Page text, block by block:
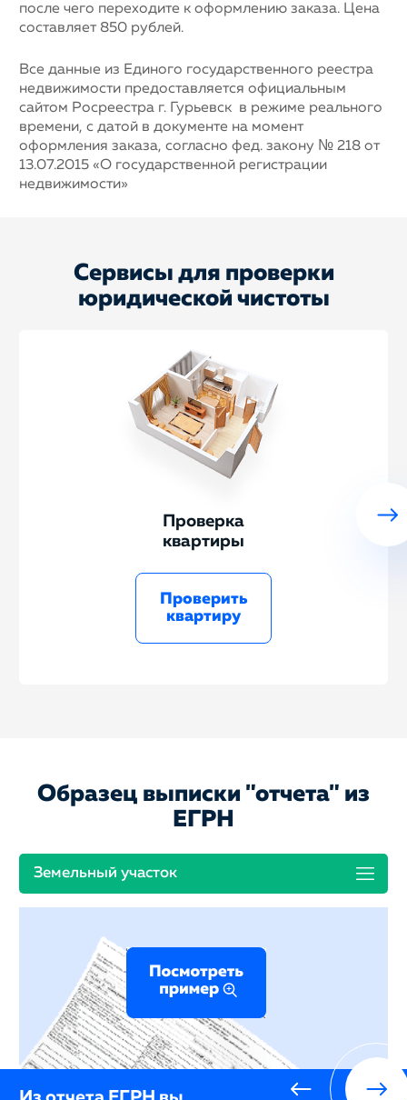
после чего переходите к оформлению заказа. Цена
составляет 850 рублей.
Все данные из Единого государственного реестра
недвижимости предоставляется официальным
сайтом Росреестра г. Гурьевск в режиме реального
времени, с датой в документе на момент
оформления заказа, согласно фед. закону № 218 от
13.07.2015 «О государственной регистрации
недвижимости»
Сервисы для проверки
юридической чистоты
Проверка
квартиры
Проверить
квартиру
Образец выписки "отчета" из
ЕГРН
Земельный участок